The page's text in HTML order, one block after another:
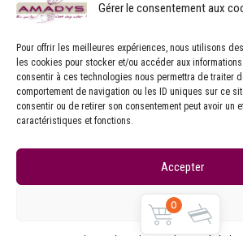
Gérer le consentement aux
Pour offrir les meilleures expériences, nous utilisons
les cookies pour stocker et/ou accéder aux
consentir à ces technologies nous permettra de traiter
comportement de navigation ou les ID uniques sur ce
consentir ou de retirer son consentement peut avoir un
caractéristiques et fonctions.
Accepter
Refuser
J'ACCEPTE LES CONDITIONS
D'UTILISATION
Mentions légales
0